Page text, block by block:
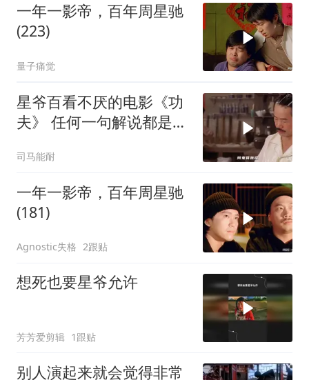
一年一影帝，百年周星驰
(223)
量子痛觉
星爷百看不厌的电影《功
夫》 任何一句解说都是对
司马能耐
一年一影帝，百年周星驰
(181)
Agnostic失格 2跟贴
想死也要星爷允许
芳芳爱剪辑 1跟贴
别人演起来就会觉得非常